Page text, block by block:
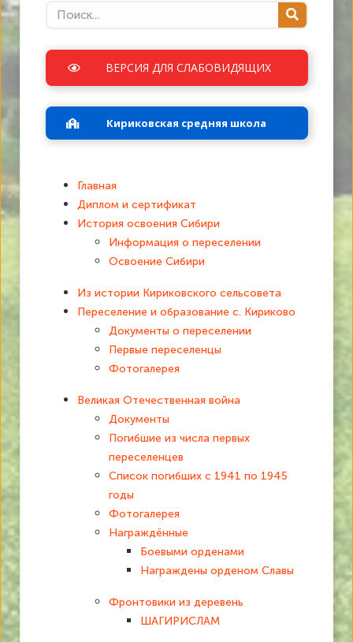
ВЕРСИЯ ДЛЯ СЛАБОВИДЯЩИХ
Кириковская средняя школа
Главная
Диплом и сертификат
История освоения Сибири
Информация о переселении
Освоение Сибири
Из истории Кириковского сельсовета
Переселение и образование с. Кириково
Документы о переселении
Первые переселенцы
Фотогалерея
Великая Отечественная война
Документы
Погибшие из числа первых
переселенцев
Список погибших с 1941 по 1945
годы
Фотогалерея
Награждённые
Боевыми орденами
Награждены орденом Славы
Фронтовики из деревень
ШАГИРИСЛАМ